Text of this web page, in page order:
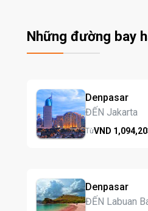
Những đường bay
Denpasar
ĐẾN Jakarta
TừVND 1,094,
Denpasar
ĐẾN Labuan